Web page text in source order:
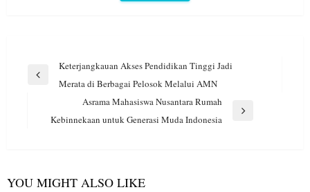
Navigasi
Previous
Keterjangkauan Akses Pendidikan Tinggi Jadi
Merata di Berbagai Pelosok Melalui AMN
Next
Asrama Mahasiswa Nusantara Rumah
Kebinnekaan untuk Generasi Muda Indonesia
YOU MIGHT ALSO LIKE